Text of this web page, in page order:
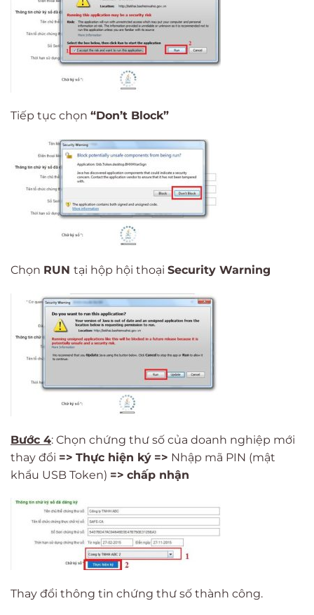
Tiếp tục chọn “Don’t Block”
Chọn RUN tại hộp hội thoại Security Warning
Bước 4: Chọn chứng thư số của doanh nghiệp mới
thay đổi => Thực hiện ký => Nhập mã PIN (mật
khẩu USB Token) => chấp nhận
Thay đổi thông tin chứng thư số thành công.